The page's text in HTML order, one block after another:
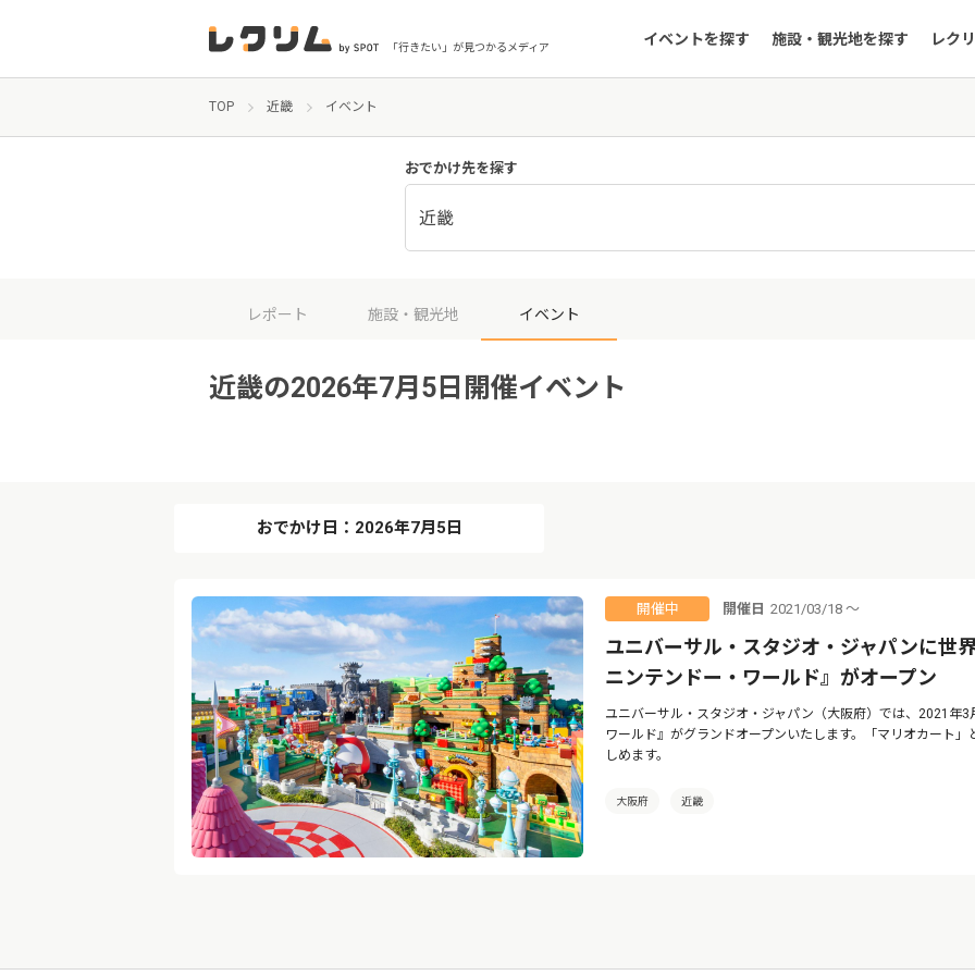
「行きたい」が見つかるメディア イベントを探す 施設・観光地を探す レク
TOP 近畿 イベント
おでかけ先を探す
近畿
レポート 施設・観光地 イベント
近畿の2026年7月5日開催イベント
おでかけ日：2026年7月5日
開催中 開催日 2021/03/18 ～
ユニバーサル・スタジオ・ジャパンに世
ニンテンドー・ワールド』がオープン
ユニバーサル・スタジオ・ジャパン（大阪府）では、2021年
ワールド』がグランドオープンいたします。「マリオカート
しめます。
大阪府 近畿